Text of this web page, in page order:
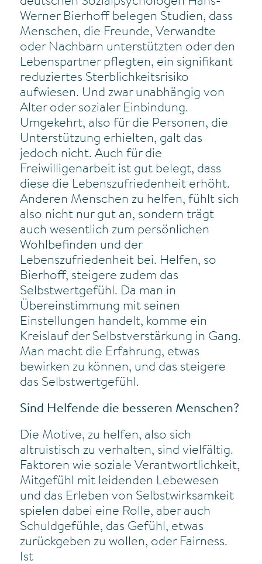
Werner Bierhoff belegen Studien, dass
Menschen, die Freunde, Verwandte
oder Nachbarn unterstützten oder den
Lebenspartner pflegten, ein signifikant
reduziertes Sterblichkeitsrisiko
aufwiesen. Und zwar unabhängig von
Alter oder sozialer Einbindung.
Umgekehrt, also für die Personen, die
Unterstützung erhielten, galt das
jedoch nicht. Auch für die
Freiwilligenarbeit ist gut belegt, dass
diese die Lebenszufriedenheit erhöht.
Anderen Menschen zu helfen, fühlt sich
also nicht nur gut an, sondern trägt
auch wesentlich zum persönlichen
Wohlbefinden und der
Lebenszufriedenheit bei. Helfen, so
Bierhoff, steigere zudem das
Selbstwertgefühl. Da man in
Übereinstimmung mit seinen
Einstellungen handelt, komme ein
Kreislauf der Selbstverstärkung in Gang.
Man macht die Erfahrung, etwas
bewirken zu können, und das steigere
das Selbstwertgefühl.
Sind Helfende die besseren Menschen?
Die Motive, zu helfen, also sich
altruistisch zu verhalten, sind vielfältig.
Faktoren wie soziale Verantwortlichkeit,
Mitgefühl mit leidenden Lebewesen
und das Erleben von Selbstwirksamkeit
spielen dabei eine Rolle, aber auch
Schuldgefühle, das Gefühl, etwas
zurückgeben zu wollen, oder Fairness.
Ist